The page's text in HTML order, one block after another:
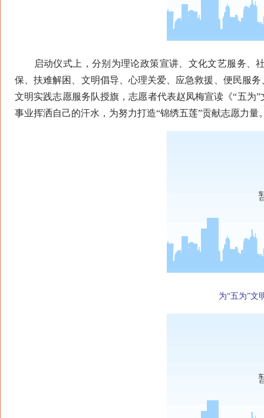
启动仪式上，分别为理论政策宣讲、文化文艺服务、
保、扶难解困、文明倡导、心理关爱、应急救援、便民服
文明实践志愿服务队授旗，志愿者代表赵凤梅宣读《“五为
事业挥洒自己的汗水，为努力打造“锦绣五莲”贡献志愿力量
为“五为”文